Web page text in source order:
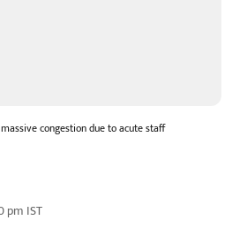
congestion due to acute staff
pm IST